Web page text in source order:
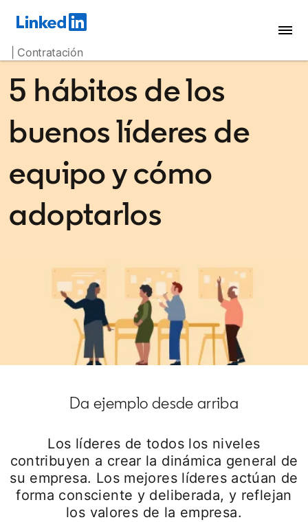
| Contratación
5 hábitos de los
buenos líderes de
equipo y cómo
adoptarlos
Da ejemplo desde arriba
Los líderes de todos los niveles
contribuyen a crear la dinámica general de
su empresa. Los mejores líderes actúan de
forma consciente y deliberada, y reflejan
los valores de la empresa.